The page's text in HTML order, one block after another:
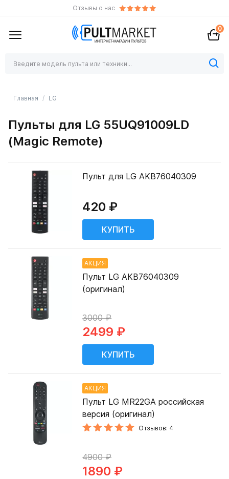
Отзывы о нас
0
Главная LG
Пульты для LG 55UQ91009LD
(Magic Remote)
Пульт для LG AKB76040309
420 ₽
АКЦИЯ
Пульт LG AKB76040309
(оригинал)
3000 ₽
2499 ₽
АКЦИЯ
Пульт LG MR22GA российская
версия (оригинал)
Отзывов: 4
4900 ₽
1890 ₽